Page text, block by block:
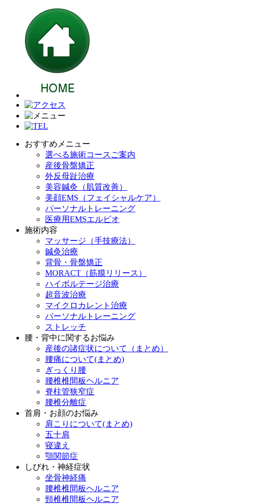
おすすめメニュー
選べる施術コースご案内
産後骨盤矯正
外反母趾治療
美容鍼灸（肌質改善）
美顔EMS（フェイシャルケア）
パーソナルトレーニング
医療用EMSエルビオ
施術内容
マッサージ（手技療法）
鍼灸治療
背骨・骨盤矯正
MORACT（筋膜リリース）
ハイボルテージ治療
超音波治療
マイクロカレント治療
パーソナルトレーニング
ストレッチ
腰・背中に関するお悩み
産後の諸症状について（まとめ）
腰痛について(まとめ)
ぎっくり腰
腰椎椎間板ヘルニア
脊柱管狭窄症
腰椎分離症
首肩・お顔のお悩み
肩こりについて(まとめ)
五十肩
寝違え
顎関節症
しびれ・神経症状
坐骨神経痛
腰椎椎間板ヘルニア
頸椎椎間板ヘルニア